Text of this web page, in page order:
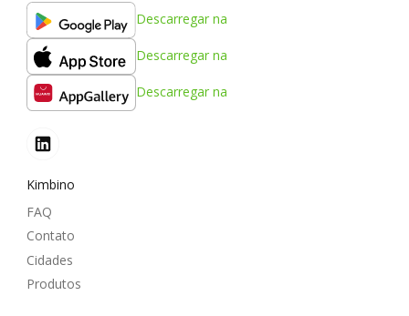
Descarregar na
Descarregar na
Descarregar na
Kimbino
FAQ
Contato
Cidades
Produtos